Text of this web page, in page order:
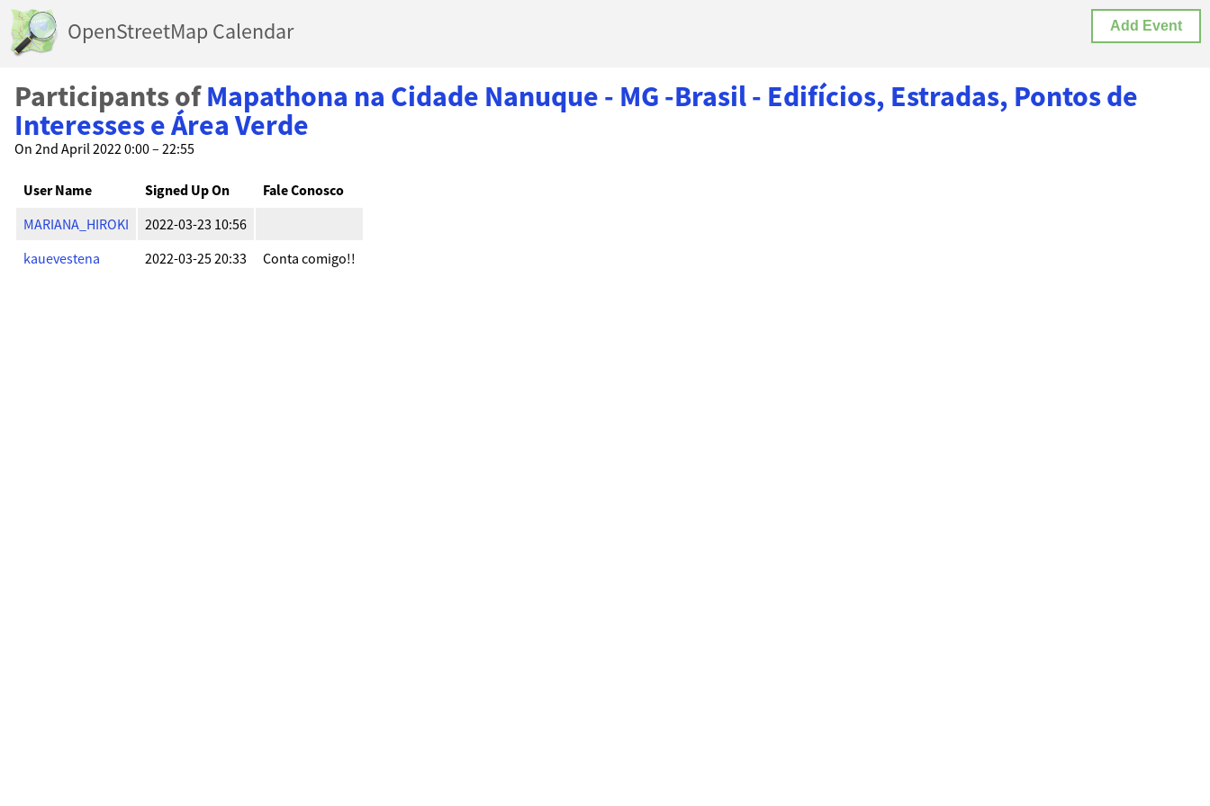
OpenStreetMap Calendar Add Event
Participants ofMapathona na Cidade Nanuque - MG -Brasil - Edifícios, Estradas, Pontos de
Interesses e Área Verde
On 2nd April 2022 0:00 – 22:55
User Name Signed Up On
Fale Conosco
MARIANA_HIROKI
2022-03-23 10:56
kauevestena
2022-03-25 20:33 Conta comigo!!